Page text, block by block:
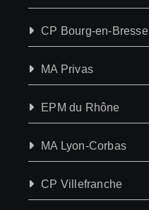
CP Bourg-en-Bresse
MA Privas
EPM du Rhône
MA Lyon-Corbas
CP Villefranche